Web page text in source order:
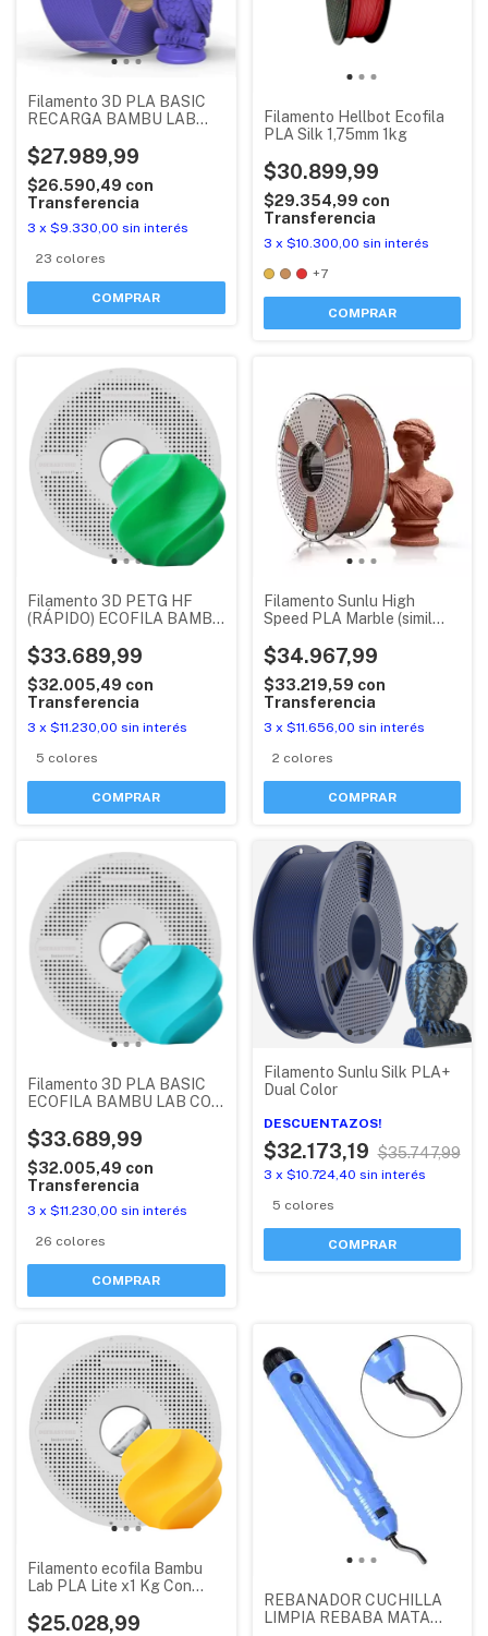
Filamento 3D PLA BASIC
RECARGA BAMBU LAB
QUE PLA LITE)
$27.989,99
$26.590,49 con
Transferencia
3 x $9.330,00 sin interés
23 colores
COMPRAR
Filamento Hellbot Ecofila
PLA Silk 1,75mm 1kg
$30.899,99
$29.354,99 con
Transferencia
3 x $10.300,00 sin interés
+7
COMPRAR
Filamento 3D PETG HF
(RÁPIDO) ECOFILA BAMBU
$33.689,99
$32.005,49 con
Transferencia
3 x $11.230,00 sin interés
5 colores
COMPRAR
Filamento Sunlu High
Speed PLA Marble (simil
$34.967,99
$33.219,59 con
Transferencia
3 x $11.656,00 sin interés
2 colores
COMPRAR
Filamento 3D PLA BASIC
ECOFILA BAMBU LAB CON
PLA LITE)
$33.689,99
$32.005,49 con
Transferencia
3 x $11.230,00 sin interés
26 colores
COMPRAR
Filamento Sunlu Silk PLA+
Dual Color
DESCUENTAZOS!
$32.173,19 $35.747,99
3 x $10.724,40 sin interés
5 colores
COMPRAR
Filamento ecofila Bambu
Lab PLA Lite x1 Kg Con
$25.028,99
REBANADOR CUCHILLA
LIMPIA REBABA MATA